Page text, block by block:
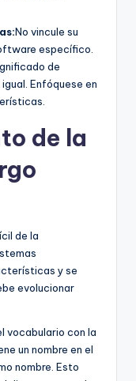
No vincule su
específico.
de
Enfóquese en
de la
de la
y se
evolucionar
vocabulario con la
un nombre en el
nombre. Esto